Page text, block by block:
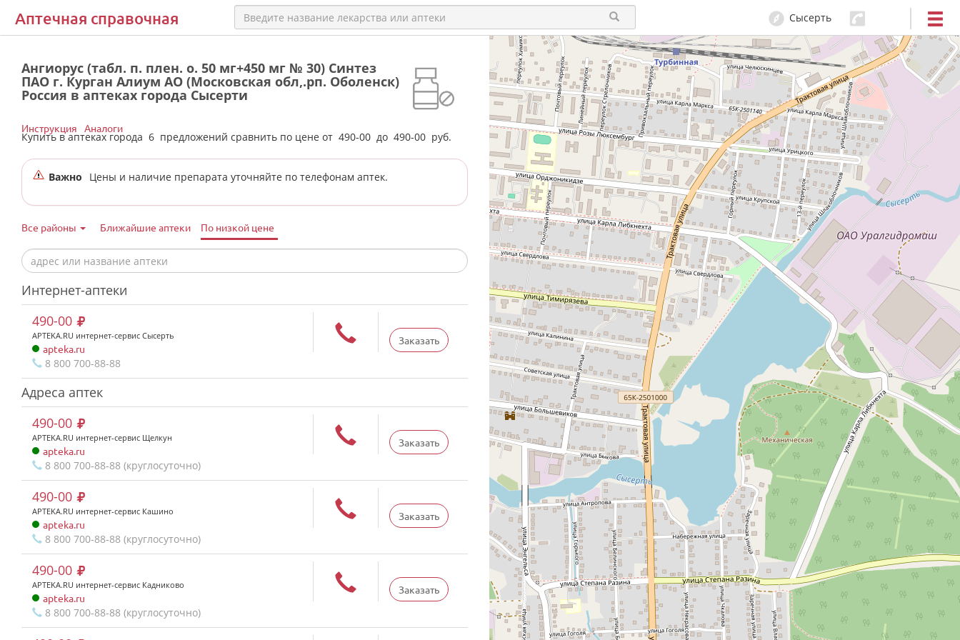
Аптечная справочная Сысерть
Ангиорус (табл. п. плен. о. 50 мг+450 мг № 30) Синтез
ПАО г. Курган Алиум АО (Московская обл,.рп. Оболенск)
Россия в аптеках города Сысерти
Купить в аптеках города 6 предложений сравнить по цене от 490-00 до 490-00 руб.
Инструкция Аналоги
Важно Цены и наличие препарата уточняйте по телефонам аптек.
Все районы Ближайшие аптеки По низкой цене
Интернет-аптеки
Заказать
490-00
APTEKA.RU интернет-сервис Сысерть
apteka.ru
8 800 700-88-88
Адреса аптек
Заказать
490-00
APTEKA.RU интернет-сервис Щелкун
apteka.ru
8 800 700-88-88 (круглосуточно)
Заказать
490-00
APTEKA.RU интернет-сервис Кашино
apteka.ru
8 800 700-88-88 (круглосуточно)
Заказать
490-00
APTEKA.RU интернет-сервис Кадниково
apteka.ru
8 800 700-88-88 (круглосуточно)